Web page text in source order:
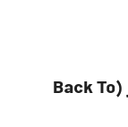
سایه زارعی و کمپین بازگشت به کار (Back To